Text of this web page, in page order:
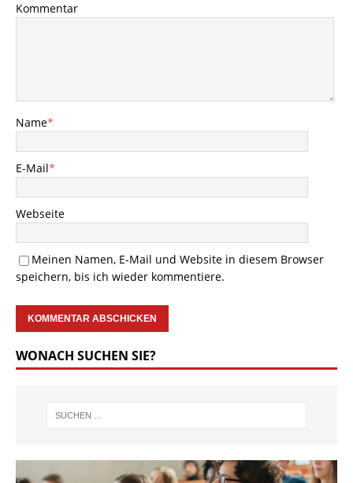
Kommentar
Name*
E-Mail*
Webseite
Meinen Namen, E-Mail und Website in diesem Browser
speichern, bis ich wieder kommentiere.
WONACH SUCHEN SIE?